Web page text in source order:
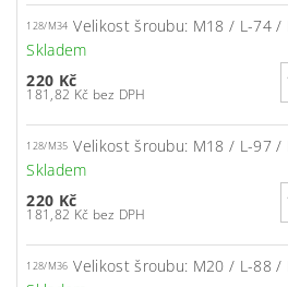
128/M34 Velikost šroubu: M18 / L-74 /
Skladem
220 Kč
181,82 Kč bez DPH
128/M35 Velikost šroubu: M18 / L-97 /
Skladem
220 Kč
181,82 Kč bez DPH
128/M36 Velikost šroubu: M20 / L-88 /